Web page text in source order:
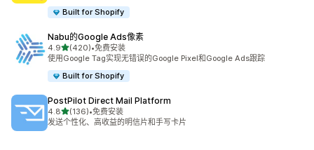
Built for Shopify
Nabu的Google Ads像素
4.9星（满分 5 星）
(420)
总共 420 条评论
•免费安装
使用Google Tag实现无错误的Google Pixel和Google Ads跟踪
Built for Shopify
PostPilot Direct Mail Platform
4.8星（满分 5 星）
(136)
总共 136 条评论
•免费安装
发送个性化、高收益的明信片和手写卡片